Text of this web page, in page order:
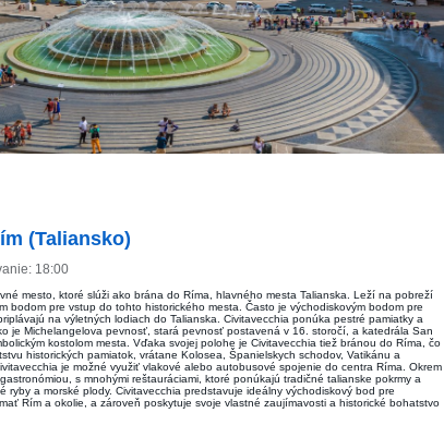
(Taliansko)
18:00
mesto, ktoré slúži ako brána do Ríma, hlavného mesta Talianska. Leží na pobreží
bodom pre vstup do tohto historického mesta. Často je východiskovým bodom pre
na výletných lodiach do Talianska. Civitavecchia ponúka pestré pamiatky a
je Michelangelova pevnosť, stará pevnosť postavená v 16. storočí, a katedrála San
kostolom mesta. Vďaka svojej polohe je Civitavecchia tiež bránou do Ríma, čo
historických pamiatok, vrátane Kolosea, Španielskych schodov, Vatikánu a
je možné využiť vlakové alebo autobusové spojenie do centra Ríma. Okrem
s mnohými reštauráciami, ktoré ponúkajú tradičné talianske pokrmy a
ryby a morské plody. Civitavecchia predstavuje ideálny východiskový bod pre
Rím a okolie, a zároveň poskytuje svoje vlastné zaujímavosti a historické bohatstvo